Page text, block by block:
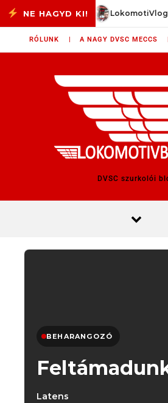
Skip to content
LokomotiVlog
RÓLUNK | A NAGY DVSC MECCS |
DVSC szurkolói
BEHARANGOZÓ
Latens